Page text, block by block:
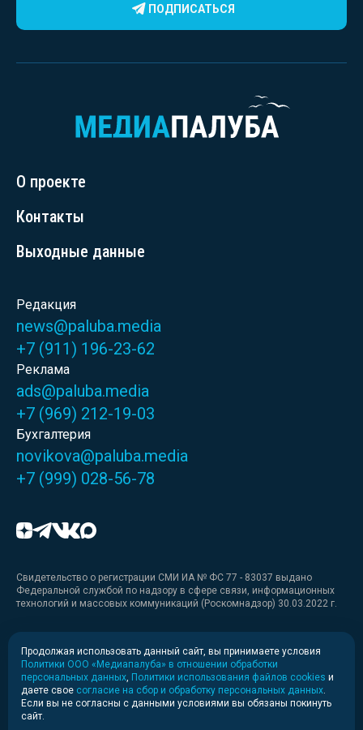
ПОДПИСАТЬСЯ
О проекте
Контакты
Выходные данные
Редакция
news@paluba.media
+7 (911) 196-23-62
Реклама
ads@paluba.media
+7 (969) 212-19-03
Бухгалтерия
novikova@paluba.media
+7 (999) 028-56-78
Свидетельство о регистрации СМИ ИА № ФС 77 - 83037 выдано
Федеральной службой по надзору в сфере связи, информационных
технологий и массовых коммуникаций (Роскомнадзор) 30.03.2022 г.
Медиакит
Медиакит для печати
Политика конфиденциальности
Продолжая использовать данный сайт, вы принимаете условия
Политики ООО «Медиапалуба» в отношении обработки
персональных данных Политики использования файлов cookies и
даете свое согласие на сбор и обработку персональных данных
Если вы не согласны с данными условиями вы обязаны покинуть
сайт.